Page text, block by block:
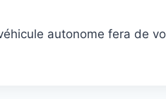
autonome fera de